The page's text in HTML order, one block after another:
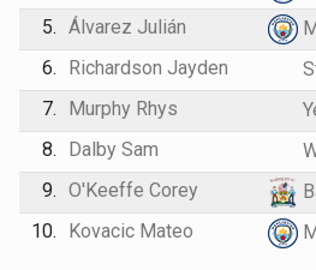
5. Álvarez Julián
6.
Richardson Jayden
7.
Murphy Rhys
8.
Dalby Sam
9. O'Keeffe Corey
10.
Kovacic Mateo